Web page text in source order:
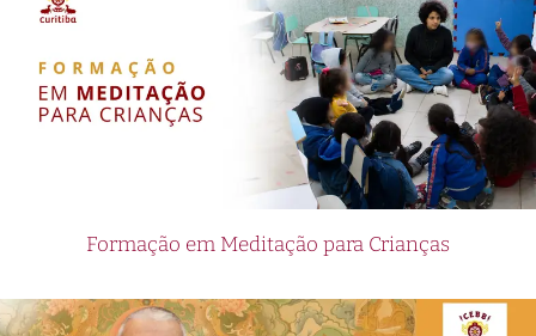
Formação em Meditação para Crianças